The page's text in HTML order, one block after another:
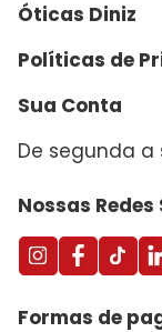
Óticas Diniz
Políticas de
Sua Conta
De segunda a
Nossas Redes
Formas de